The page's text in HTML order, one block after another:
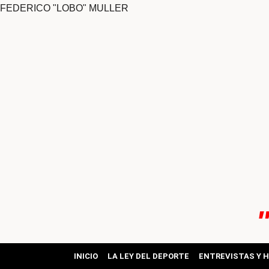
FEDERICO "LOBO" MULLER
INICIO LA LEY DEL DEPORTE ENTREVISTAS Y